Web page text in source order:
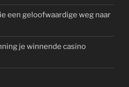
een geloofwaardige weg naar
je winnende casino